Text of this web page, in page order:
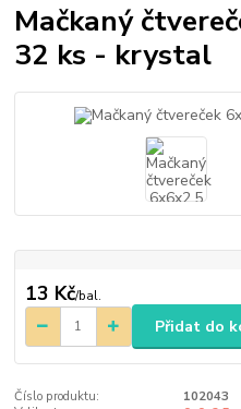
Mačkaný
32 ks - krystal
13 Kč/bal.
Přidat do
Číslo produktu:
102043